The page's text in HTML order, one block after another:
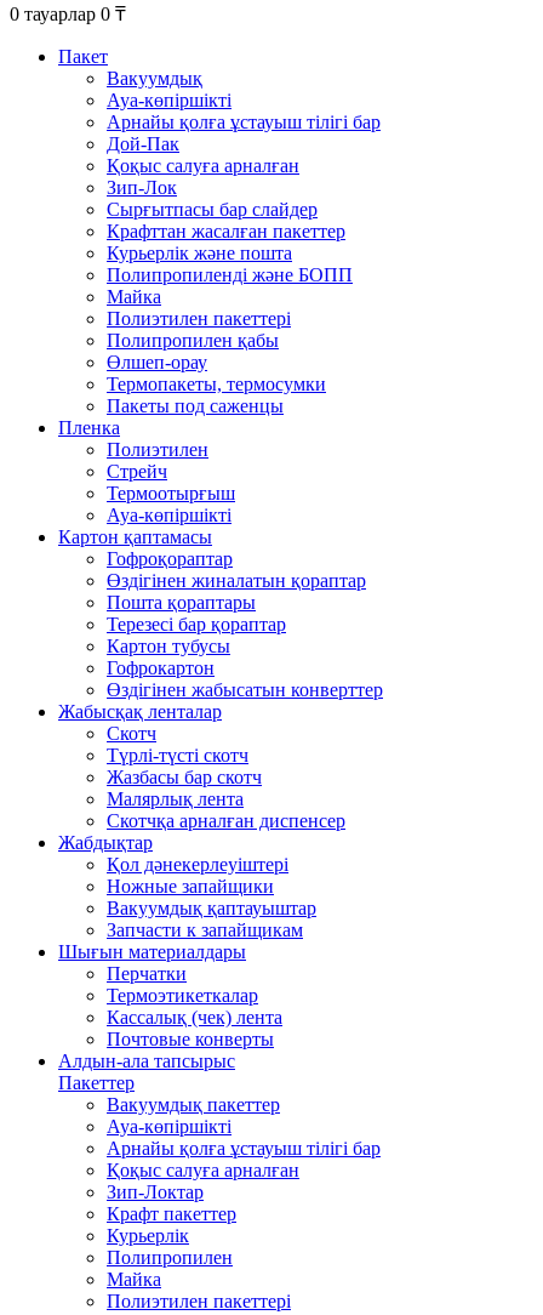
0 тауарлар 0 ₸
Пакет
Вакуумдық
Ауа-көпіршікті
Арнайы қолға ұстауыш тілігі бар
Дой-Пак
Қоқыс салуға арналған
Зип-Лок
Сырғытпасы бар слайдер
Крафттан жасалған пакеттер
Курьерлік және пошта
Полипропиленді және БОПП
Майка
Полиэтилен пакеттері
Полипропилен қабы
Өлшеп-орау
Термопакеты, термосумки
Пакеты под саженцы
Пленка
Полиэтилен
Стрейч
Термоотырғыш
Ауа-көпіршікті
Картон қаптамасы
Гофроқораптар
Өздігінен жиналатын қораптар
Пошта қораптары
Терезесі бар қораптар
Картон тубусы
Гофрокартон
Өздігінен жабысатын конверттер
Жабысқақ ленталар
Скотч
Түрлі-түсті скотч
Жазбасы бар скотч
Малярлық лента
Скотчқа арналған диспенсер
Жабдықтар
Қол дәнекерлеуіштері
Ножные запайщики
Вакуумдық қаптауыштар
Запчасти к запайщикам
Шығын материалдары
Перчатки
Термоэтикеткалар
Кассалық (чек) лента
Почтовые конверты
Алдын-ала тапсырыс
Пакеттер
Вакуумдық пакеттер
Ауа-көпіршікті
Арнайы қолға ұстауыш тілігі бар
Қоқыс салуға арналған
Зип-Локтар
Крафт пакеттер
Курьерлік
Полипропилен
Майка
Полиэтилен пакеттері